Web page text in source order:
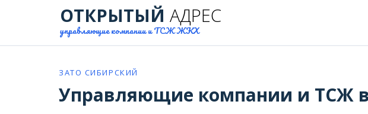
ОТКРЫТЫЙ АДРЕС
управляющие компании и ТСЖ ЖКХ
ЗАТО СИБИРСКИЙ
Управляющие компании и ТСЖ